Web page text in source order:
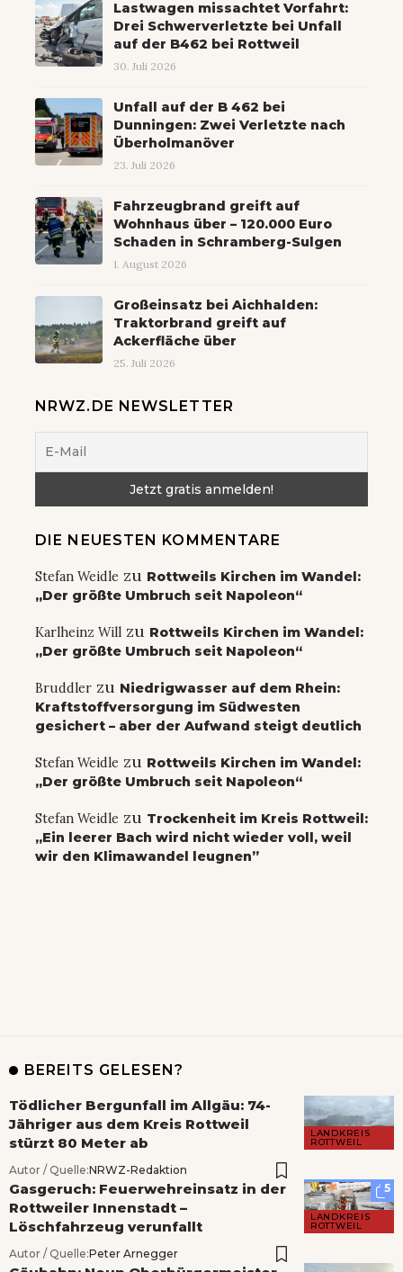
Lastwagen missachtet Vorfahrt:
Drei Schwerverletzte bei Unfall
auf der B462 bei Rottweil
30. Juli 2026
Unfall auf der B 462 bei
Dunningen: Zwei Verletzte nach
Überholmanöver
23. Juli 2026
Fahrzeugbrand greift auf
Wohnhaus über – 120.000 Euro
Schaden in Schramberg-Sulgen
1. August 2026
Großeinsatz bei Aichhalden:
Traktorbrand greift auf
Ackerfläche über
25. Juli 2026
NRWZ.DE NEWSLETTER
DIE NEUESTEN KOMMENTARE
Stefan Weidle zu Rottweils Kirchen im Wandel:
„Der größte Umbruch seit Napoleon“
Karlheinz Will zu Rottweils Kirchen im Wandel:
„Der größte Umbruch seit Napoleon“
Bruddler zu Niedrigwasser auf dem Rhein:
Kraftstoffversorgung im Südwesten
gesichert – aber der Aufwand steigt deutlich
Stefan Weidle zu Rottweils Kirchen im Wandel:
„Der größte Umbruch seit Napoleon“
Stefan Weidle zu Trockenheit im Kreis Rottweil:
„Ein leerer Bach wird nicht wieder voll, weil
wir den Klimawandel leugnen”
BEREITS GELESEN?
LANDKREIS
ROTTWEIL
Tödlicher Bergunfall im Allgäu: 74-
Jähriger aus dem Kreis Rottweil
stürzt 80 Meter ab
Autor / Quelle:NRWZ-Redaktion
5
LANDKREIS
ROTTWEIL
Gasgeruch: Feuerwehreinsatz in der
Rottweiler Innenstadt –
Löschfahrzeug verunfallt
Autor / Quelle:Peter Arnegger